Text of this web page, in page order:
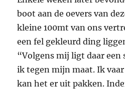
boot aan de oevers van
kleine 100mt van ons
een fel gekleurd ding
“Volgens mij ligt daar een
ik tegen mijn maat. Ik
kan het er uit pakken.